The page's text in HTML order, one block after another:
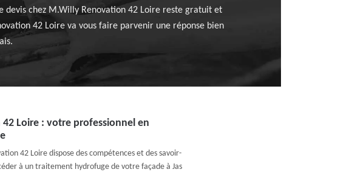
chez M.Willy Renovation 42 Loire reste gratuit et
42 Loire va vous faire parvenir une réponse bien
Loire : votre professionnel en
42 Loire dispose des compétences et des savoir-
à un traitement hydrofuge de votre façade à Jas